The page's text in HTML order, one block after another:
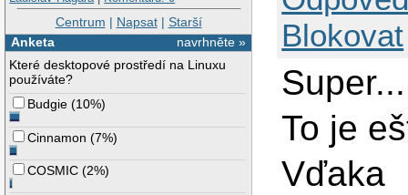
Centrum | Napsat| Starší
navrhněte »
Anketa
Které desktopové prostředí na Linuxu
používáte?
Budgie (10%)
Cinnamon (7%)
COSMIC (2%)
Blokovat
Super...
To je
Vďaka